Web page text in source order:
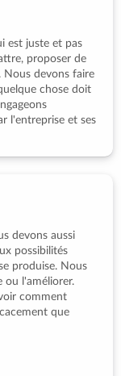
est juste et pas
proposer de
Nous devons faire
chose doit
l'entreprise et ses
devons aussi
possibilités
produise. Nous
ou l'améliorer.
comment
que